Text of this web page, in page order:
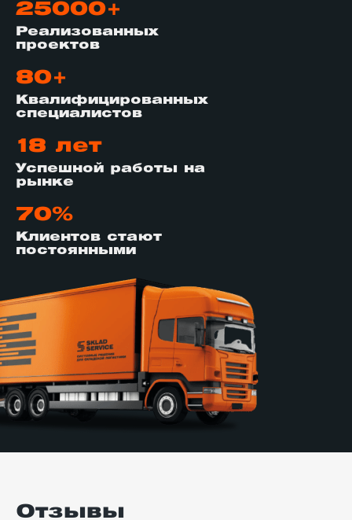
25000+
Реализованных
проектов
80+
Квалифицированных
специалистов
18 лет
Успешной работы на
рынке
70%
Клиентов стают
постоянными
Отзывы